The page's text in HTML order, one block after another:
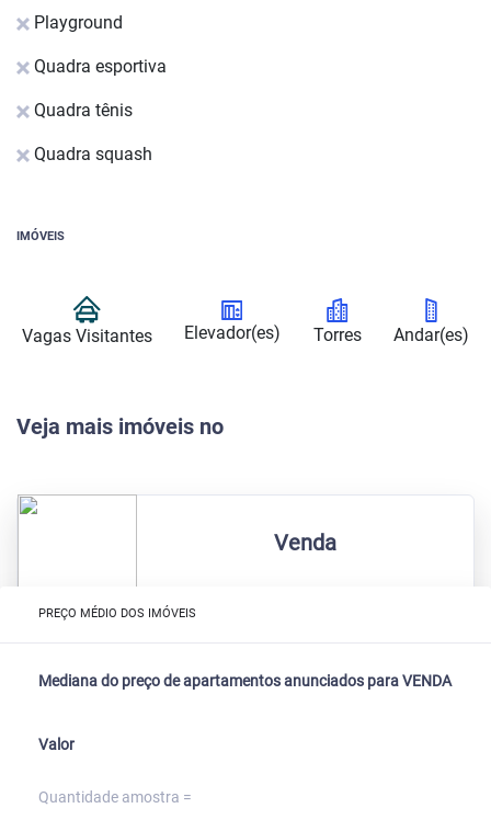
Playground
Quadra esportiva
Quadra tênis
Quadra squash
IMÓVEIS
Vagas Visitantes Elevador(es) Torres Andar(es)
Veja mais imóveis no
Venda
PREÇO MÉDIO DOS IMÓVEIS
Mediana do preço de apartamentos anunciados para VENDA
Valor
Quantidade amostra =